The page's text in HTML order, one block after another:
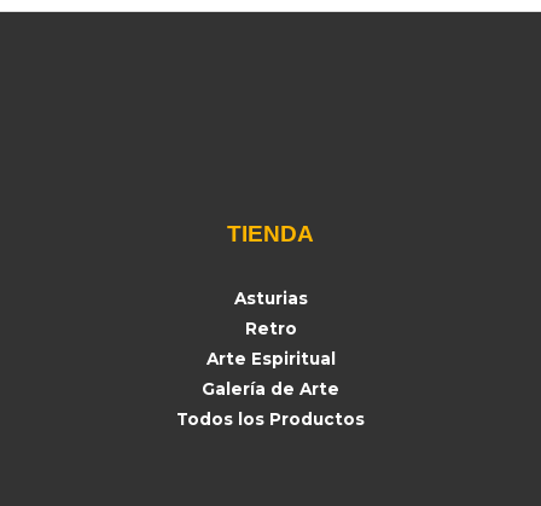
TIENDA
Asturias
Retro
Arte Espiritual
Galería de Arte
Todos los Productos